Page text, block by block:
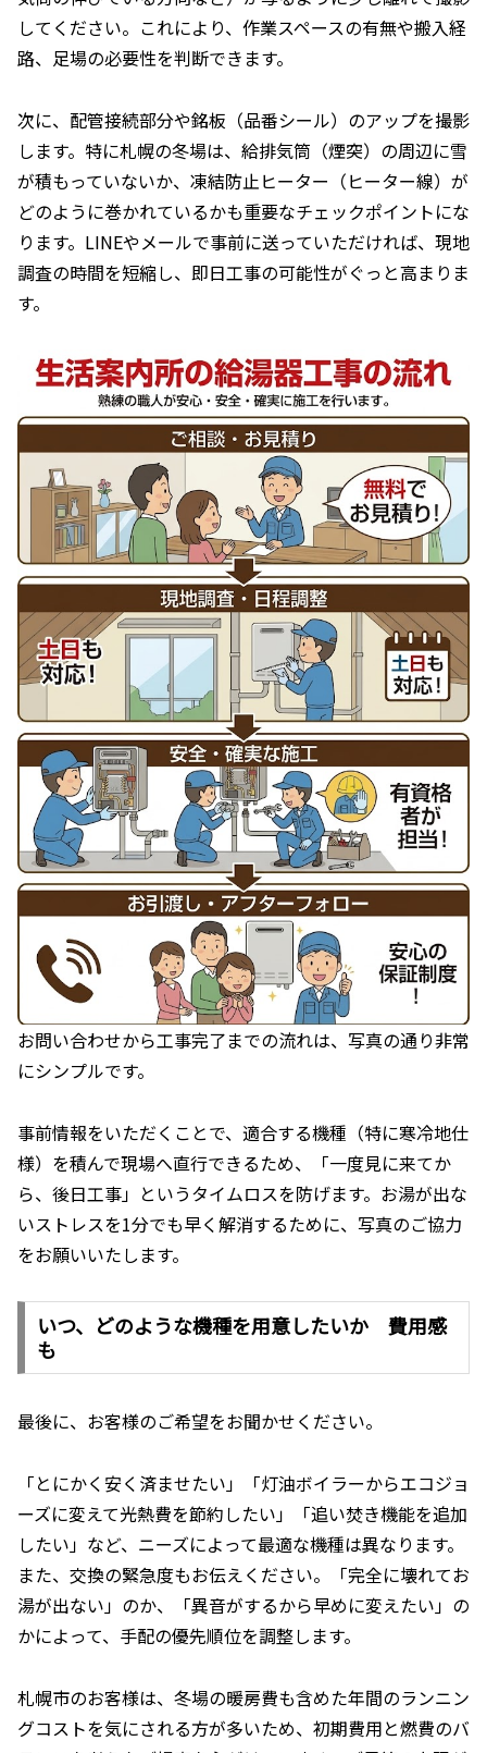
してください。これにより、作業スペースの有無や搬入経
路、足場の必要性を判断できます。
次に、配管接続部分や銘板（品番シール）のアップを撮影
します。特に札幌の冬場は、給排気筒（煙突）の周辺に雪
が積もっていないか、凍結防止ヒーター（ヒーター線）が
どのように巻かれているかも重要なチェックポイントにな
ります。LINEやメールで事前に送っていただければ、現地
調査の時間を短縮し、即日工事の可能性がぐっと高まりま
す。
お問い合わせから工事完了までの流れは、写真の通り非常
にシンプルです。
事前情報をいただくことで、適合する機種（特に寒冷地仕
様）を積んで現場へ直行できるため、「一度見に来てか
ら、後日工事」というタイムロスを防げます。お湯が出な
いストレスを1分でも早く解消するために、写真のご協力
をお願いいたします。
いつ、どのような機種を用意したいか 費用感
も
最後に、お客様のご希望をお聞かせください。
「とにかく安く済ませたい」「灯油ボイラーからエコジョ
ーズに変えて光熱費を節約したい」「追い焚き機能を追加
したい」など、ニーズによって最適な機種は異なります。
また、交換の緊急度もお伝えください。「完全に壊れてお
湯が出ない」のか、「異音がするから早めに変えたい」の
かによって、手配の優先順位を調整します。
札幌市のお客様は、冬場の暖房費も含めた年間のランニン
グコストを気にされる方が多いため、初期費用と燃費のバ